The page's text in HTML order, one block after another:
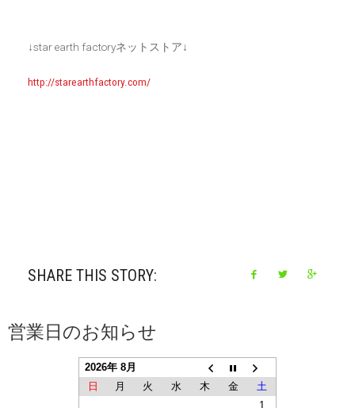
↓star earth factoryネットストア↓
http://starearthfactory.com/
SHARE THIS STORY:
営業日のお知らせ
2026年 8月
日
月 火 水 木 金
土
1